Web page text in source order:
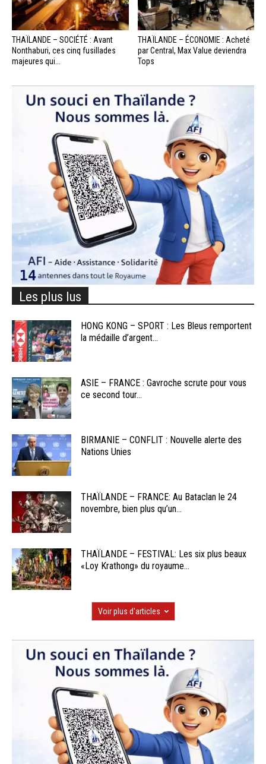
THAÏLANDE – SOCIÉTÉ : Avant
Nonthaburi, ces cinq fusillades
majeures qui...
THAÏLANDE – ÉCONOMIE : Acheté
par Central, Max Value deviendra
Tops
Les plus lus
HONG KONG – SPORT : Les Bleus remportent
la médaille d’argent...
ASIE – FRANCE : Gavroche scrute pour vous
ce second tour...
BIRMANIE – CONFLIT : Nouvelle alerte des
Nations Unies
THAÏLANDE – FRANCE: Au Bataclan le 24
novembre, bien plus qu’un...
THAÏLANDE – FESTIVAL: Les six plus beaux
«Loy Krathong» du royaume...
Voir plus d'articles